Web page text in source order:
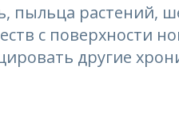
пыльца растений,
с поверхности
другие